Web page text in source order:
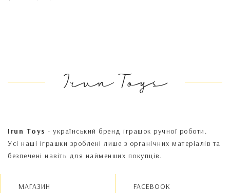
Irun Toys
Irun Toys - український бренд іграшок ручної роботи.
Усі наші іграшки зроблені лише з органічних матеріалів та
безпечені навіть для найменших покупців.
МАГАЗИН FACEBOOK